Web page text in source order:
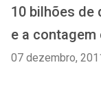
10 bilhões de
e a contagem
07 dezembro,